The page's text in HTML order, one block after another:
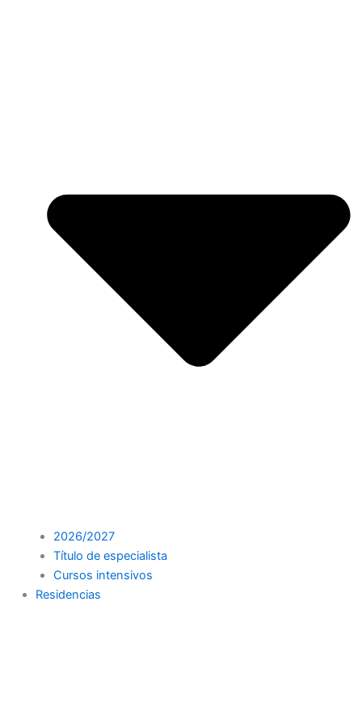
2026/2027
Título de especialista
Cursos intensivos
Residencias